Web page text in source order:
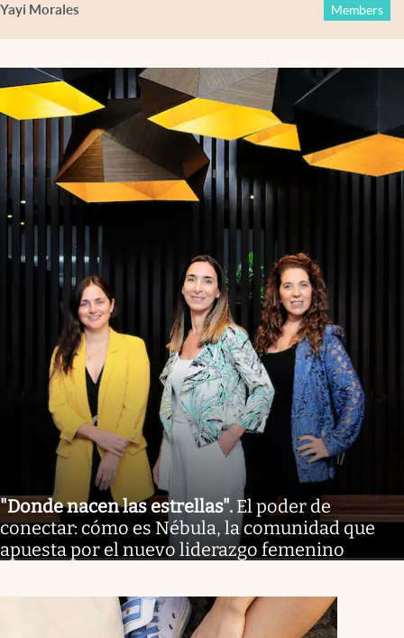
Yayi Morales Members
"Donde nacen las estrellas". El poder de
conectar: cómo es Nébula, la comunidad que
apuesta por el nuevo liderazgo femenino